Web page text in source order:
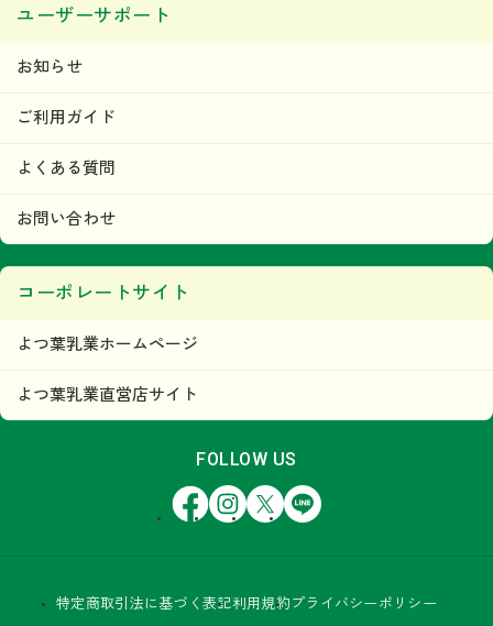
ユーザーサポート
お知らせ
ご利用ガイド
よくある質問
お問い合わせ
コーポレートサイト
よつ葉乳業ホームページ
よつ葉乳業直営店サイト
FOLLOW US
FacebookInstagram
X LINE
特定商取引法に基づく表記利用規約 プライバシーポリシー